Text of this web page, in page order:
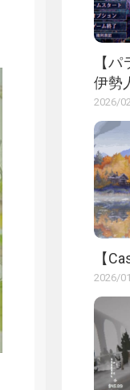
【
伊勢
2026/
【
2026/